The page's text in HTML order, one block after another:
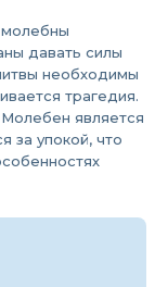
давать силы
необходимы
трагедия.
является
за упокой, что